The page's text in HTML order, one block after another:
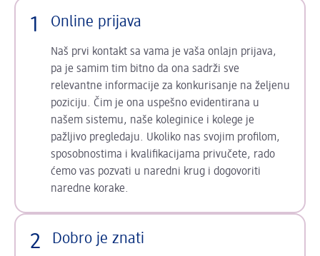
1 Online prijava
Naš prvi kontakt sa vama je vaša onlajn prijava,
pa je samim tim bitno da ona sadrži sve
relevantne informacije za konkurisanje na željenu
poziciju. Čim je ona uspešno evidentirana u
našem sistemu, naše koleginice i kolege je
pažljivo pregledaju. Ukoliko nas svojim profilom,
sposobnostima i kvalifikacijama privučete, rado
ćemo vas pozvati u naredni krug i dogovoriti
naredne korake.
2 Dobro je znati